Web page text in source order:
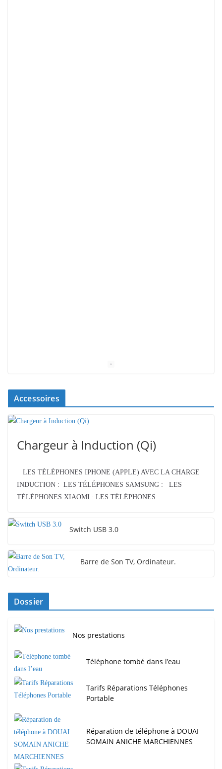
Accessoires
Chargeur à Induction (Qi)
LES TÉLÉPHONES IPHONE (APPLE) AVEC LA CHARGE
INDUCTION : LES TÉLÉPHONES SAMSUNG : LES
TÉLÉPHONES XIAOMI : LES TÉLÉPHONES
Switch USB 3.0
Barre de Son TV, Ordinateur.
Dossier
Nos prestations
Téléphone tombé dans l’eau
Tarifs Réparations Téléphones
Portable
Réparation de téléphone à DOUAI
SOMAIN ANICHE MARCHIENNES